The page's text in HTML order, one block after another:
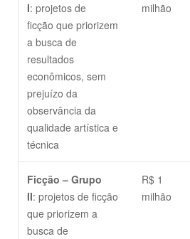
I: projetos de
ficção que priorizem
a busca de
resultados
econômicos, sem
prejuízo da
observância da
qualidade artística e
técnica
milhão
Ficção – Grupo
II: projetos de ficção
que priorizem a
busca de
R$ 1
milhão